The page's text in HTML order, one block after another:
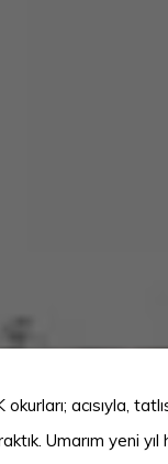
acısıyla,
Umarım yeni